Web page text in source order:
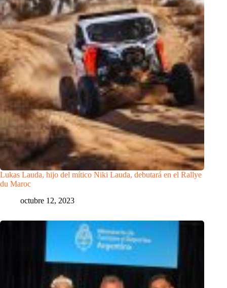
Lukas Lauda, hijo del mítico Niki Lauda, debutará en el Rallye
du Maroc
octubre 12, 2023